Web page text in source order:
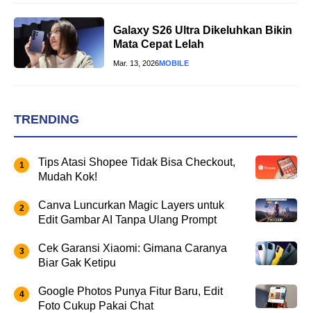
Galaxy S26 Ultra Dikeluhkan Bikin
Mata Cepat Lelah
Mar. 13, 2026MOBILE
TRENDING
Tips Atasi Shopee Tidak Bisa Checkout,
Mudah Kok!
Canva Luncurkan Magic Layers untuk
Edit Gambar AI Tanpa Ulang Prompt
Cek Garansi Xiaomi: Gimana Caranya
Biar Gak Ketipu
Google Photos Punya Fitur Baru, Edit
Foto Cukup Pakai Chat